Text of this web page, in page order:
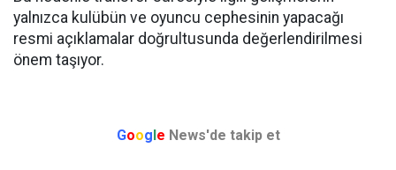
yalnızca kulübün ve oyuncu cephesinin yapacağı
resmi açıklamalar doğrultusunda değerlendirilmesi
önem taşıyor.
Google News'de takip et